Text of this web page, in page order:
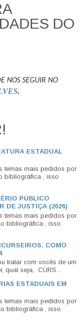
DO
NOS SEGUIR NO
.
ESTADUAL
temas mais pedidos por
bibliográfica , isso
PÚBLICO
DE JUSTIÇA (2026)
temas mais pedidos por
bibliográfica , isso
COMO
tratar com vocês de um
qual seja, CURS...
ESTADUAIS EM
temas mais pedidos por
bibliográfica , isso